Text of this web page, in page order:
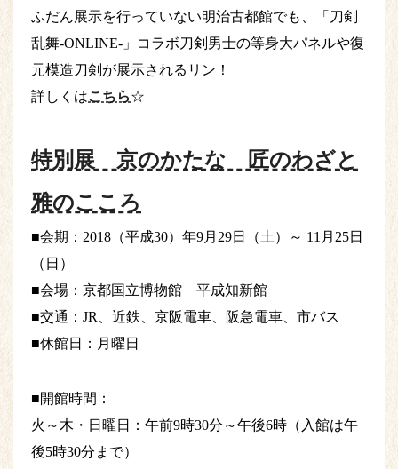
ふだん展示を行っていない明治古都館でも、「刀剣
乱舞-ONLINE-」コラボ刀剣男士の等身大パネルや復
元模造刀剣が展示されるリン！
詳しくはこちら☆
特別展 京のかたな 匠のわざと
雅のこころ
■会期：2018（平成30）年9月29日（土）～ 11月25日
（日）
■会場：京都国立博物館 平成知新館
■交通：JR、近鉄、京阪電車、阪急電車、市バス
■休館日：月曜日
■開館時間：
火～木・日曜日：午前9時30分～午後6時（入館は午
後5時30分まで）